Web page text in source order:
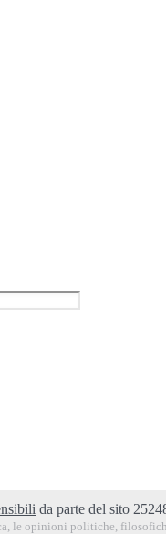
da parte del sito
le opinioni politiche,